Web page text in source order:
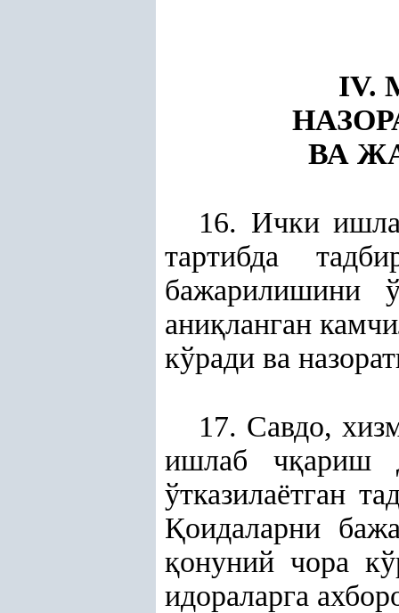
IV.
ВА
16. Ички
тартибда
бажарилишини
аниқланган
кўради ва
17. Савдо,
ишлаб чқариш
ўтказилаётган
Қоидаларни
қонуний чора
идораларга